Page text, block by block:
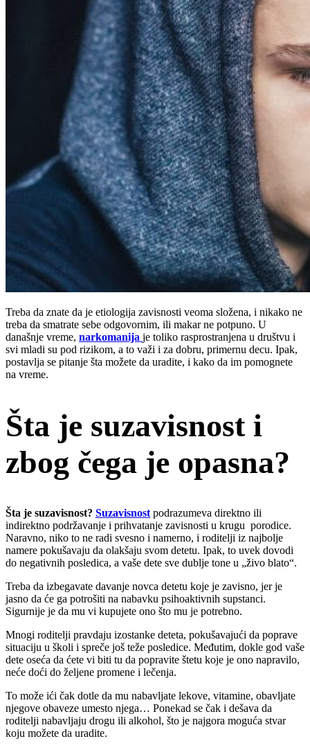
Treba da znate da je etiologija zavisnosti veoma složena, i nikako ne
treba da smatrate sebe odgovornim, ili makar ne potpuno. U
današnje vreme, narkomanija je toliko rasprostranjena u društvu i
svi mladi su pod rizikom, a to važi i za dobru, primernu decu. Ipak,
postavlja se pitanje šta možete da uradite, i kako da im pomognete
na vreme.
Šta je suzavisnost i
zbog čega je opasna?
Šta je suzavisnost? Suzavisnost podrazumeva direktno ili
indirektno podržavanje i prihvatanje zavisnosti u krugu porodice.
Naravno, niko to ne radi svesno i namerno, i roditelji iz najbolje
namere pokušavaju da olakšaju svom detetu. Ipak, to uvek dovodi
do negativnih posledica, a vaše dete sve dublje tone u „živo blato“.
Treba da izbegavate davanje novca detetu koje je zavisno, jer je
jasno da će ga potrošiti na nabavku psihoaktivnih supstanci.
Sigurnije je da mu vi kupujete ono što mu je potrebno.
Mnogi roditelji pravdaju izostanke deteta, pokušavajući da poprave
situaciju u školi i spreče još teže posledice. Međutim, dokle god vaše
dete oseća da ćete vi biti tu da popravite štetu koje je ono napravilo,
neće doći do željene promene i lečenja.
To može ići čak dotle da mu nabavljate lekove, vitamine, obavljate
njegove obaveze umesto njega… Ponekad se čak i dešava da
roditelji nabavljaju drogu ili alkohol, što je najgora moguća stvar
koju možete da uradite.